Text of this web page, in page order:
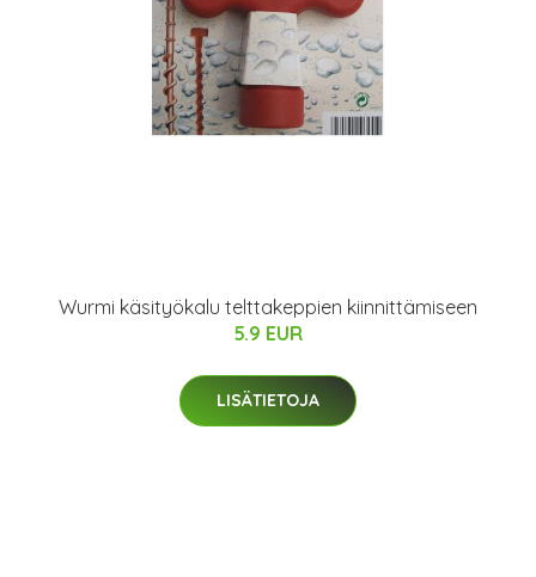
Wurmi käsityökalu telttakeppien kiinnittämiseen
5.9 EUR
LISÄTIETOJA